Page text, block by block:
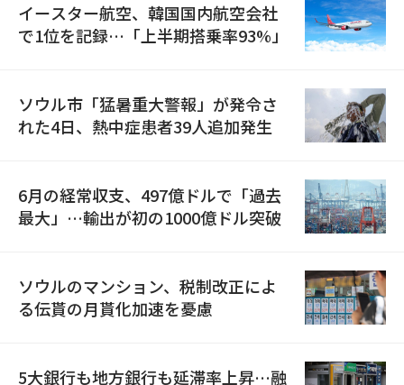
イースター航空、韓国国内航空会社
で1位を記録…「上半期搭乗率93%」
ソウル市「猛暑重大警報」が発令さ
れた4日、熱中症患者39人追加発生
6月の経常収支、497億ドルで「過去
最大」…輸出が初の1000億ドル突破
ソウルのマンション、税制改正によ
る伝貰の月貰化加速を憂慮
5大銀行も地方銀行も延滞率上昇…融